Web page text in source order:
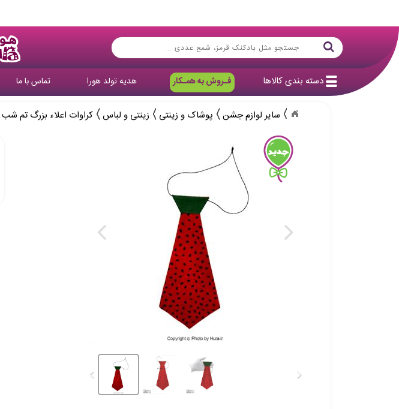
دسته بندی کالاها فـروش به همـکار هدیه تولد هورا تماس با ما
سایر لوازم جشن پوشاک و زینتی زینتی و لباس کراوات اعلاء بزرگ تم شب